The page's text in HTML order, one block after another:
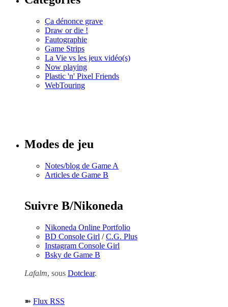
Ça dénonce grave
Draw or die !
Fautographie
Game Strips
La Vie vs les jeux vidéo(s)
Now playing
Plastic 'n' Pixel Friends
WebTouring
Modes de jeu
Notes/blog de Game A
Articles de Game B
Suivre B/Nikoneda
Nikoneda Online Portfolio
BD Console Girl /C.G. Plus
Instagram Console Girl
Bsky de Game B
Lafalm, sous Dotclear.
➽ Flux RSS